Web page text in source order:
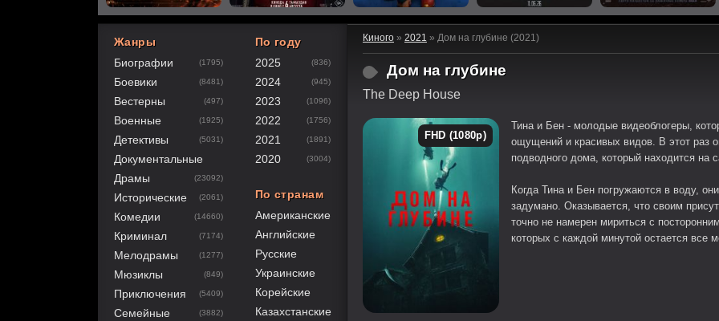
Киного » 2021 » Дом на глубине (2021)
Дом на глубине
The Deep House
60
1 2 3 4
FHD (1080p)
Тина и Бен - молодые видеоблогеры,
ощущений и красивых видов. В этот раз
подводного дома, который находится на
Когда Тина и Бен погружаются в воду,
задумано. Оказывается, что своим
точно не намерен мириться с
которых с каждой минутой остается все
Жанры
Биографии
(1795)
Боевики (8481)
Вестерны (497)
Военные (1925)
Детективы (5031)
Документальные
Драмы
(23092)
Исторические (2061)
Комедии (14660)
Криминал (7174)
Мелодрамы (1277)
Мюзиклы (849)
Приключения (5409)
Семейные (3882)
По году
2025
(836)
2024 (945)
2023 (1096)
2022 (1756)
2021 (1891)
2020 (3004)
По странам
Американские
Английские
Русские
Украинские
Корейские
Казахстанские